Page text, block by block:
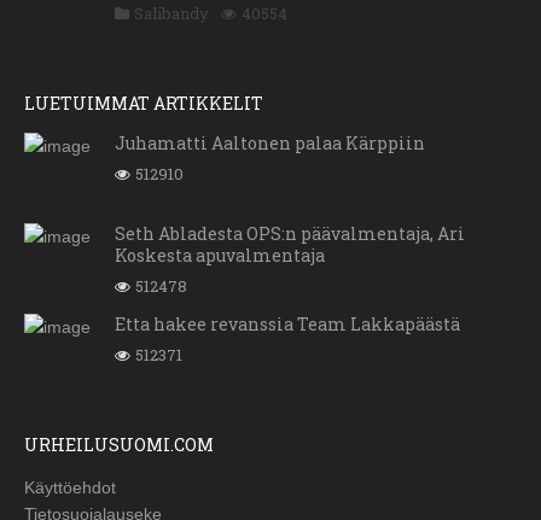
Salibandy 40554
LUETUIMMAT ARTIKKELIT
Juhamatti Aaltonen palaa Kärppiin
512910
Seth Abladesta OPS:n päävalmentaja, Ari
Koskesta apuvalmentaja
512478
Etta hakee revanssia Team Lakkapäästä
512371
URHEILUSUOMI.COM
Käyttöehdot
Tietosuojalauseke